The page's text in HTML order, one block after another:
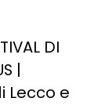
DI
|
Lecco e